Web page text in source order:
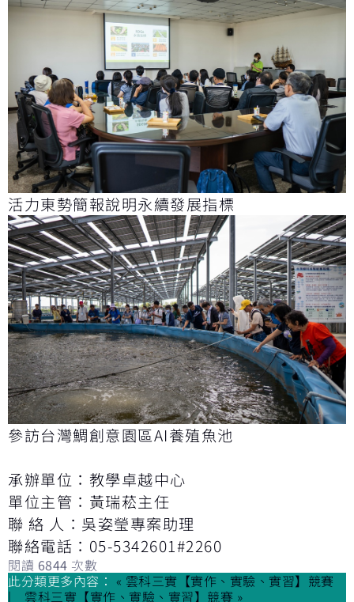
活力東勢簡報說明永續發展指標
參訪台灣鯛創意園區AI養殖魚池
承辦單位：教學卓越中心
單位主管：黃瑞菘主任
聯 絡 人：吳姿瑩專案助理
聯絡電話：05-5342601#2260
閱讀 6844 次數
此分類更多內容： « 雲科三實【實作、實驗、實習】競賽
雲科三實【實作、實驗、實習】競賽 »